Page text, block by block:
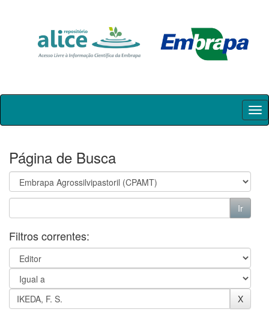
Skip
Página de Busca
Filtros correntes: